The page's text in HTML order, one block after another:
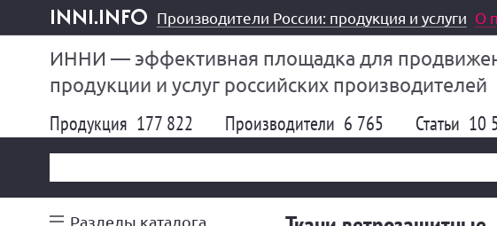
inni.info
Производители России: продукция и услуги О
ИННИ — эффективная площадка для
продукции и услуг российских производителей
Продукция 177 822 Производители 6 765 Статьи 10
Разделы каталога